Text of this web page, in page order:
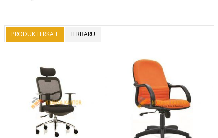
PRODUK TERKAIT TERBARU